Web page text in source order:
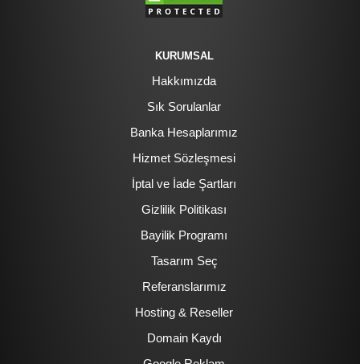
KURUMSAL
Hakkımızda
Sık Sorulanlar
Banka Hesaplarımız
Hizmet Sözleşmesi
İptal ve İade Şartları
Gizlilik Politikası
Bayilik Programı
Tasarım Seç
Referanslarımız
Hosting & Reseller
Domain Kaydı